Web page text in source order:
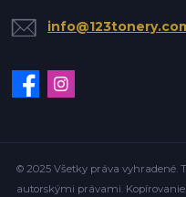
© 2025 Všetky práva vyhradené.
autorskými právami.